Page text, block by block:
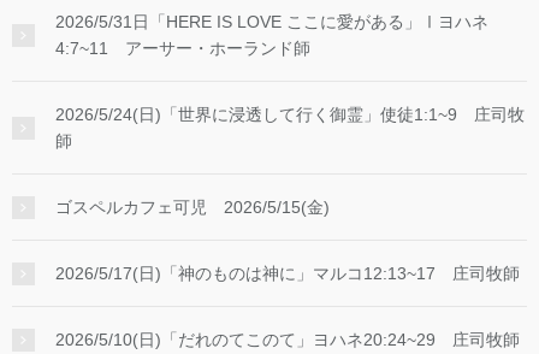
2026/5/31日「HERE IS LOVE ここに愛がある」Ⅰヨハネ
4:7~11 アーサー・ホーランド師
2026/5/24(日)「世界に浸透して行く御霊」使徒1:1~9 庄司牧
師
ゴスペルカフェ可児 2026/5/15(金)
2026/5/17(日)「神のものは神に」マルコ12:13~17 庄司牧師
2026/5/10(日)「だれのてこのて」ヨハネ20:24~29 庄司牧師